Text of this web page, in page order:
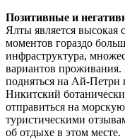
Позитивные и
Ялты является
моментов гораздо
инфраструктура,
вариантов
подняться на Ай-Петри
Никитский
отправиться на
туристическими
об отдыхе в этом месте.